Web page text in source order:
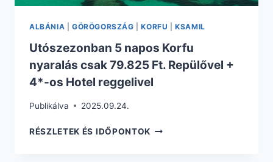
ALBÁNIA |GÖRÖGORSZÁG |KORFU |KSAMIL
Utószezonban 5 napos Korfu
nyaralás csak 79.825 Ft. Repülővel +
4*-os Hotel reggelivel
Publikálva 2025.09.24.
RÉSZLETEK ÉS IDŐPONTOK UTÓSZEZONBAN